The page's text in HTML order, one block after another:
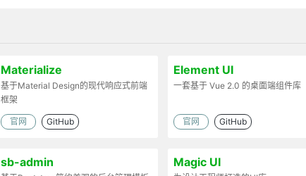
Materialize
基于Material Design的现代响应式前端
框架
官网 GitHub
Element UI
一套基于 Vue 2.0 的桌面端组件库
官网 GitHub
sb-admin Magic UI